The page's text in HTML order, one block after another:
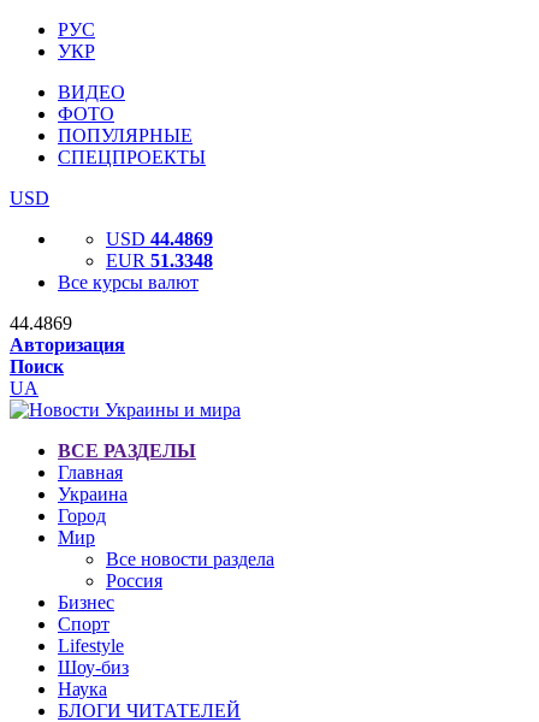
РУС
УКР
ВИДЕО
ФОТО
ПОПУЛЯРНЫЕ
СПЕЦПРОЕКТЫ
USD
USD 44.4869
EUR 51.3348
Все курсы валют
44.4869
Авторизация
Поиск
UA
ВСЕ РАЗДЕЛЫ
Главная
Украина
Город
Мир
Все новости раздела
Россия
Бизнес
Спорт
Lifestyle
Шоу-биз
Наука
БЛОГИ ЧИТАТЕЛЕЙ